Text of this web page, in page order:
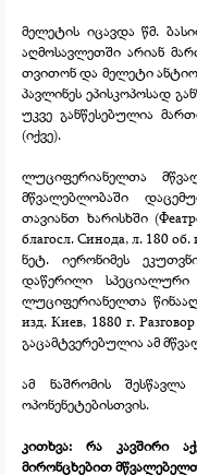
მელეტის იცავდა წმ.
აღმოსავლეთში არიან
თვითონ და მელეტი
პავლინეს ეპისკოპოსად
უკვე განწესებულია
(იქვე).
ლუციფერიანელთა
მწვალებლობაში
თავიანთ ხარისხში
благосл. Синода, л. 180 об.
ნეტ. იერონიმეს
დაწერილი
ლუციფერიანელთა
изд. Киев, 1880 г.
გაცამტვერებულია ამ
ამ ნაშრომის
ოპონენეტებისთვის.
კითხვა: რა კავშირი
მირონცხებით